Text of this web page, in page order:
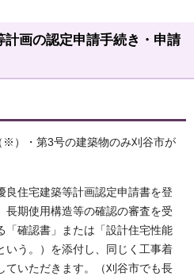
計画の認定申請手続き・申請
）・第3号の建築物のみ刈谷市が
良住宅建築等計画認定申請書を登
長期使用構造等の確認の審査を受
「確認書」または「設計住宅性能
いう。）を添付し、同じく工事着
ていただきます。（刈谷市でも長